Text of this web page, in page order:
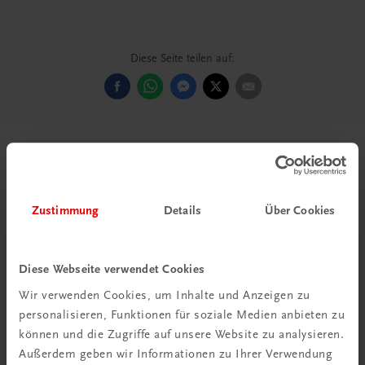
Zustimmung Details Über Cookies
Diese Webseite verwendet Cookies
Wir verwenden Cookies, um Inhalte und Anzeigen zu
personalisieren, Funktionen für soziale Medien anbieten zu
können und die Zugriffe auf unsere Website zu analysieren.
Außerdem geben wir Informationen zu Ihrer Verwendung
übersetzt. Die vorliegende Neuauflage wurde komplett
überarbeitet, aktualisiert und um zahlreiche neue Inhalte
und Rezepte ergänzt.
Diese Seite teilen auf: